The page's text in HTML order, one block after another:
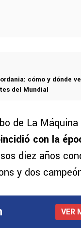
cómo y dónde
del Mundial
de La
con la
diez años
y dos
VER